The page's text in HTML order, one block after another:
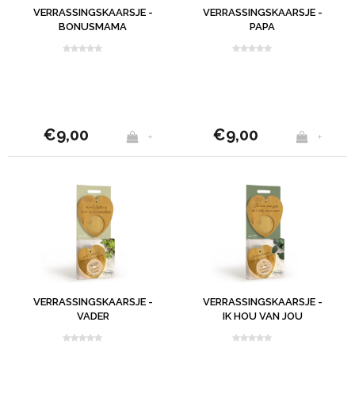
VERRASSINGSKAARSJE -
BONUSMAMA
€9,00 +
VERRASSINGSKAARSJE -
PAPA
€9,00 +
VERRASSINGSKAARSJE -
VADER
VERRASSINGSKAARSJE -
IK HOU VAN JOU